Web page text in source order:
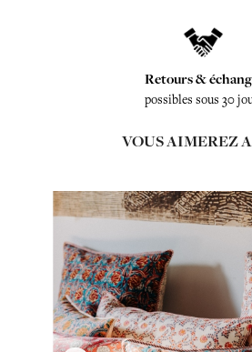
Retours &
possibles sous 30
VOUS AIMEREZ